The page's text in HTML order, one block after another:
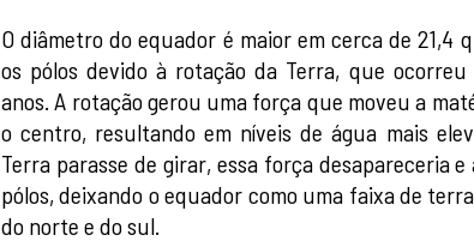
O diâmetro do equador é maior em cerca de 21,4
os pólos devido à rotação da Terra, que
anos. A rotação gerou uma força que moveu a
o centro, resultando em níveis de água mais
Terra parasse de girar, essa força desapareceria
pólos, deixando o equador como uma faixa de
do norte e do sul.